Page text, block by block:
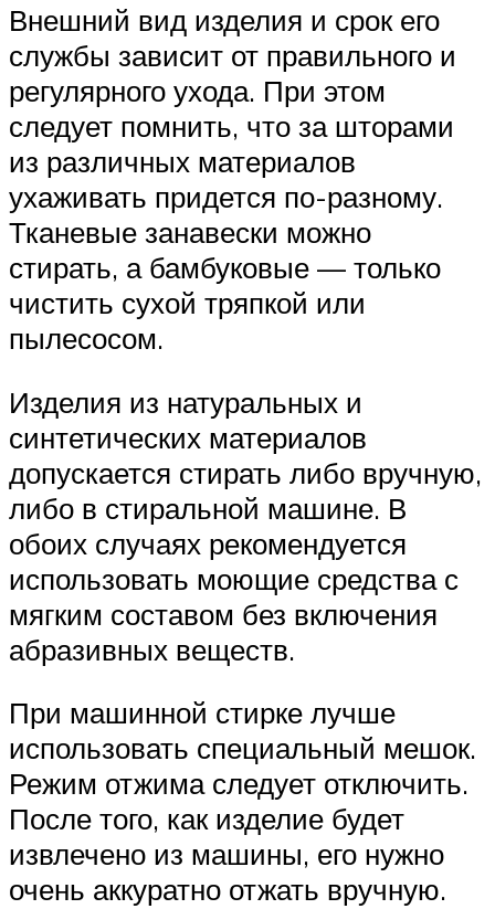
Внешний вид изделия и срок его
службы зависит от правильного и
регулярного ухода. При этом
следует помнить, что за шторами
из различных материалов
ухаживать придется по-разному.
Тканевые занавески можно
стирать, а бамбуковые — только
чистить сухой тряпкой или
пылесосом.
Изделия из натуральных и
синтетических материалов
допускается стирать либо вручную,
либо в стиральной машине. В
обоих случаях рекомендуется
использовать моющие средства с
мягким составом без включения
абразивных веществ.
При машинной стирке лучше
использовать специальный мешок.
Режим отжима следует отключить.
После того, как изделие будет
извлечено из машины, его нужно
очень аккуратно отжать вручную.